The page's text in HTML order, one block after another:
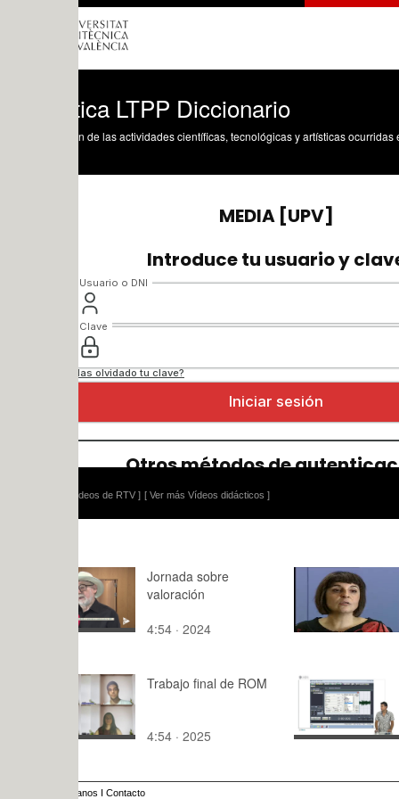
LTPP Diccionario
de las actividades científicas, tecnológicas y artísticas ocurridas en los tres
[ Ver más Vídeos didácticos ]
Jornada sobre
valoración
4:54 · 2024
Curso de
turística
Campus
(Parte 2)
11:31 ·
Trabajo final de ROM
4:54 · 2025
Flanger
1:22 · 2015